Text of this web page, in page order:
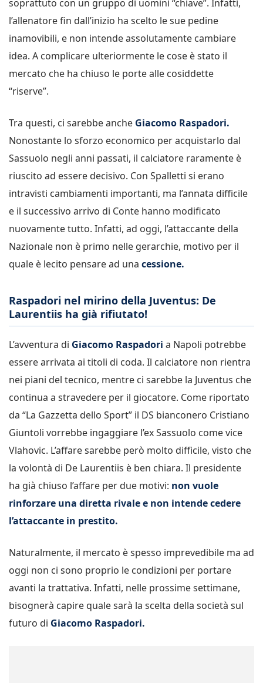
soprattuto con un gruppo di uomini “chiave”. Infatti,
l’allenatore fin dall’inizio ha scelto le sue pedine
inamovibili, e non intende assolutamente cambiare
idea. A complicare ulteriormente le cose è stato il
mercato che ha chiuso le porte alle cosiddette
“riserve”.
Tra questi, ci sarebbe anche Giacomo Raspadori.
Nonostante lo sforzo economico per acquistarlo dal
Sassuolo negli anni passati, il calciatore raramente è
riuscito ad essere decisivo. Con Spalletti si erano
intravisti cambiamenti importanti, ma l’annata difficile
e il successivo arrivo di Conte hanno modificato
nuovamente tutto. Infatti, ad oggi, l’attaccante della
Nazionale non è primo nelle gerarchie, motivo per il
quale è lecito pensare ad una cessione.
Raspadori nel mirino della Juventus: De
Laurentiis ha già rifiutato!
L’avventura di Giacomo Raspadori a Napoli potrebbe
essere arrivata ai titoli di coda. Il calciatore non rientra
nei piani del tecnico, mentre ci sarebbe la Juventus che
continua a stravedere per il giocatore. Come riportato
da “La Gazzetta dello Sport” il DS bianconero Cristiano
Giuntoli vorrebbe ingaggiare l’ex Sassuolo come vice
Vlahovic. L’affare sarebbe però molto difficile, visto che
la volontà di De Laurentiis è ben chiara. Il presidente
ha già chiuso l’affare per due motivi: non vuole
rinforzare una diretta rivale e non intende cedere
l’attaccante in prestito.
Naturalmente, il mercato è spesso imprevedibile ma ad
oggi non ci sono proprio le condizioni per portare
avanti la trattativa. Infatti, nelle prossime settimane,
bisognerà capire quale sarà la scelta della società sul
futuro di Giacomo Raspadori.